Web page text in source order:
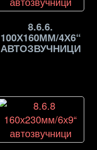
8.6.6.
100Х160ММ/4Х6“
АВТОЗВУЧНИЦИ